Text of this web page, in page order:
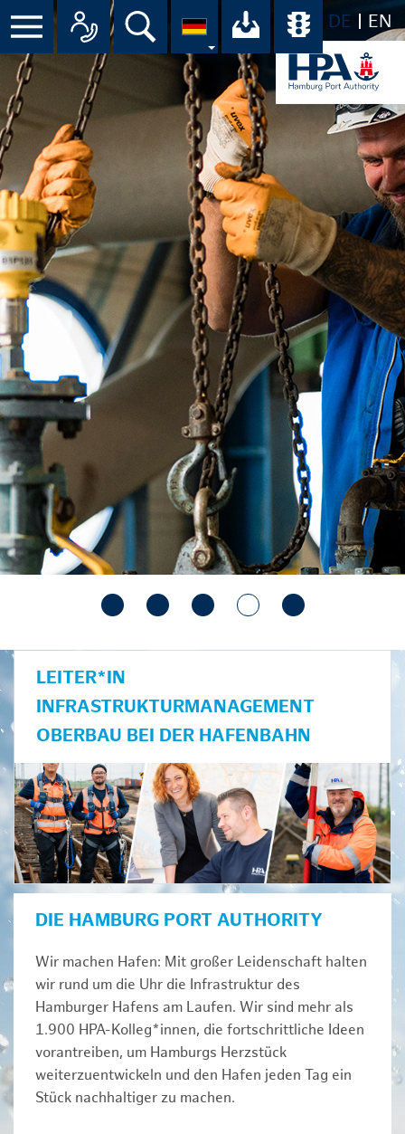
DE EN
Menü Alle Ansprechpartner im
Suche Ihr Download-
LEITER*IN
INFRASTRUKTURMANAGEMENT
OBERBAU BEI DER HAFENBAHN
DIE HAMBURG PORT AUTHORITY
Wir machen Hafen: Mit großer Leidenschaft halten
wir rund um die Uhr die Infrastruktur des
Hamburger Hafens am Laufen. Wir sind mehr als
1.900 HPA-Kolleg*innen, die fortschrittliche Ideen
vorantreiben, um Hamburgs Herzstück
weiterzuentwickeln und den Hafen jeden Tag ein
Stück nachhaltiger zu machen.